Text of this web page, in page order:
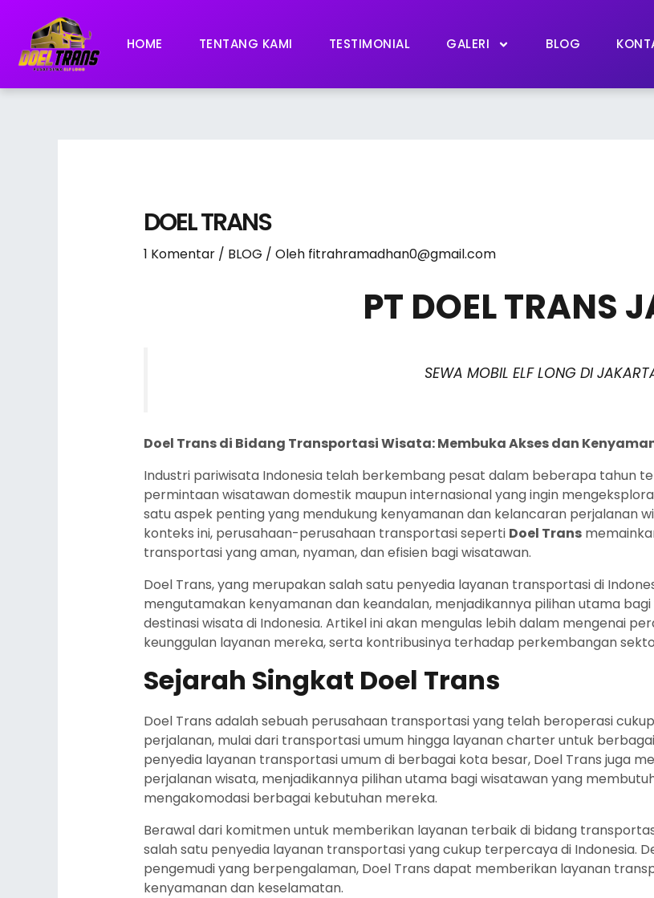
konten
HOME TENTANG KAMI TESTIMONIAL GALERI BLOG
DOEL TRANS
1 Komentar / BLOG / Oleh fitrahramadhan0@gmail.com
PT DOEL TRANS
SEWA MOBIL ELF LONG DI
Doel Trans di Bidang Transportasi Wisata: Membuka Akses dan
Industri pariwisata Indonesia telah berkembang pesat dalam beberapa tahun
permintaan wisatawan domestik maupun internasional yang ingin
satu aspek penting yang mendukung kenyamanan dan kelancaran perjalanan
konteks ini, perusahaan-perusahaan transportasi seperti Doel Trans
transportasi yang aman, nyaman, dan efisien bagi wisatawan.
Doel Trans, yang merupakan salah satu penyedia layanan transportasi di
mengutamakan kenyamanan dan keandalan, menjadikannya pilihan utama
destinasi wisata di Indonesia. Artikel ini akan mengulas lebih dalam mengenai
keunggulan layanan mereka, serta kontribusinya terhadap perkembangan
Sejarah Singkat Doel Trans
Doel Trans adalah sebuah perusahaan transportasi yang telah beroperasi
perjalanan, mulai dari transportasi umum hingga layanan charter untuk
penyedia layanan transportasi umum di berbagai kota besar, Doel Trans juga
perjalanan wisata, menjadikannya pilihan utama bagi wisatawan yang
mengakomodasi berbagai kebutuhan mereka.
Berawal dari komitmen untuk memberikan layanan terbaik di bidang
salah satu penyedia layanan transportasi yang cukup terpercaya di Indonesia.
pengemudi yang berpengalaman, Doel Trans dapat memberikan layanan
kenyamanan dan keselamatan.